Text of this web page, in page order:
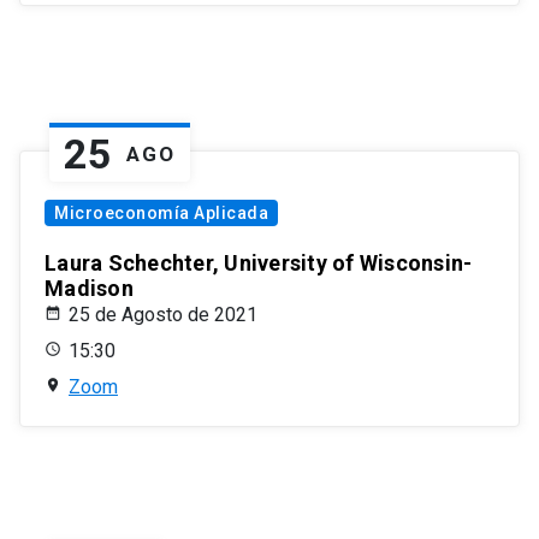
25 AGO
Microeconomía Aplicada
Laura Schechter, University of Wisconsin-
Madison
25 de Agosto de 2021
15:30
Zoom